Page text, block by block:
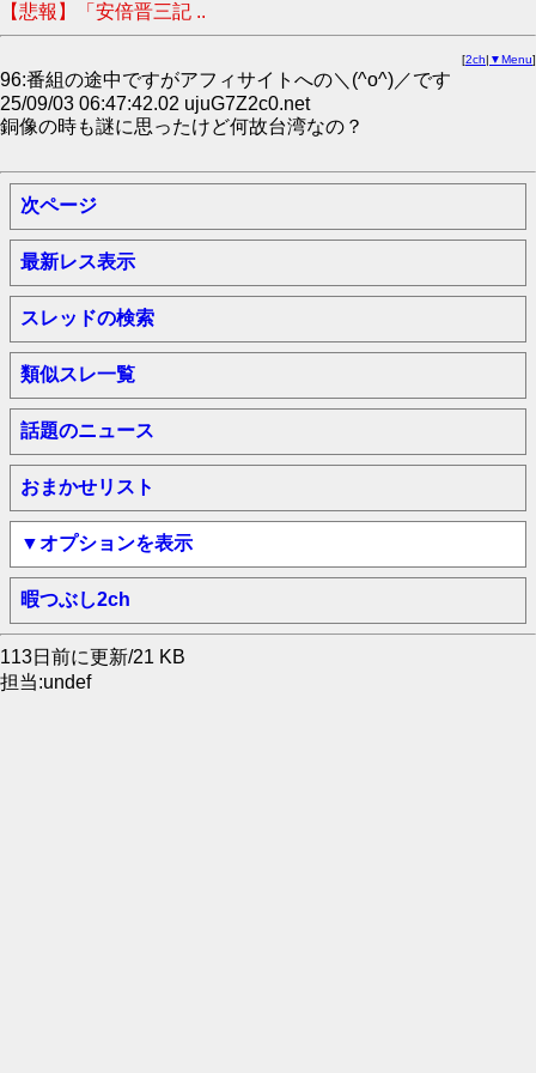
【悲報】「安倍晋三記 ..
[2ch| ▼Menu]
96:番組の途中ですがアフィサイトへの＼(^o^)／です
25/09/03 06:47:42.02 ujuG7Z2c0.net
銅像の時も謎に思ったけど何故台湾なの？
次ページ
最新レス表示
スレッドの検索
類似スレ一覧
話題のニュース
おまかせリスト
▼オプションを表示
暇つぶし2ch
113日前に更新/21 KB
担当:undef